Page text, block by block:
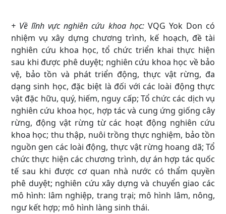
+ Về lĩnh vực nghiên cứu khoa học:VQG Yok Don có
nhiệm vụ xây dựng chương trình, kế hoạch, đề tài
nghiên cứu khoa học, tổ chức triển khai thực hiện
sau khi được phê duyệt; nghiên cứu khoa học về bảo
vệ, bảo tồn và phát triển động, thực vật rừng, đa
dạng sinh học, đặc biệt là đối với các loài động thực
vật đặc hữu, quý, hiếm, nguy cấp; Tổ chức các dịch vụ
nghiên cứu khoa học, hợp tác và cung ứng giống cây
rừng, động vật rừng từ các hoạt động nghiên cứu
khoa học; thu thập, nuôi trồng thực nghiệm, bảo tồn
nguồn gen các loài động, thực vật rừng hoang dã; Tổ
chức thực hiện các chương trình, dự án hợp tác quốc
tế sau khi được cơ quan nhà nước có thẩm quyền
phê duyệt; nghiên cứu xây dựng và chuyển giao các
mô hình: lâm nghiệp, trang trại; mô hình lâm, nông,
ngư kết hợp; mô hình làng sinh thái.